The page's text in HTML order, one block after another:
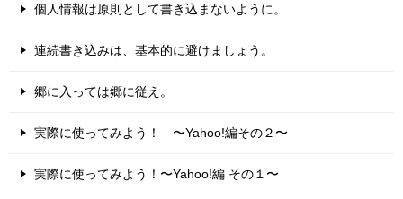
個人情報は原則として書き込まないように。
連続書き込みは、基本的に避けましょう。
郷に入っては郷に従え。
実際に使ってみよう！ 〜Yahoo!編その２〜
実際に使ってみよう！〜Yahoo!編 その１〜